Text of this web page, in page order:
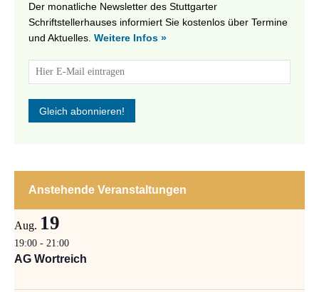
Der monatliche Newsletter des Stuttgarter
Schriftstellerhauses informiert Sie kostenlos über Termine
und Aktuelles. Weitere Infos »
Anstehende Veranstaltungen
Aug. 19
19:00 - 21:00
AG Wortreich